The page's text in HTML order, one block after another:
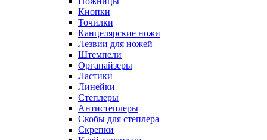
Кнопки
Точилки
Канцелярские ножи
Лезвии для ножей
Штемпели
Органайзеры
Ластики
Линейки
Степлеры
Антистеплеры
Скобы для степлера
Скрепки